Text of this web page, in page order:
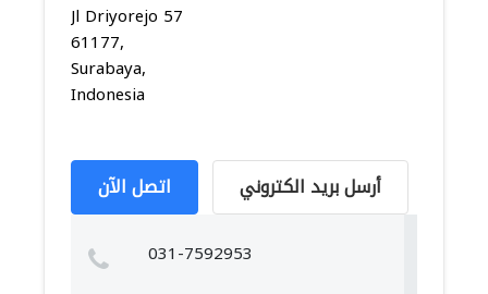
Jl Driyorejo 57
61177,
Surabaya,
Indonesia
اتصل الآن أرسل بريد الكتروني
031-7592953